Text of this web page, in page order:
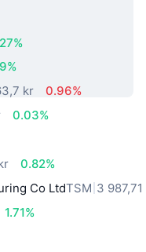
kr
0.96%
0.03%
0.82%
Co LtdTSM 3
1.71%